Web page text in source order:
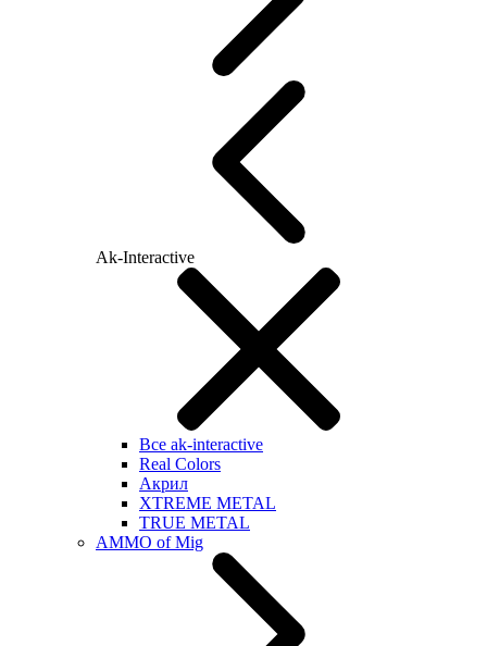
Ak-Interactive
Все ak-interactive
Real Colors
Акрил
XTREME METAL
TRUE METAL
AMMO of Mig